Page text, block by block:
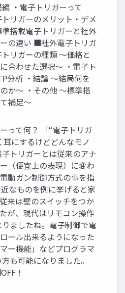
・電子トリガーって
リガーのメリット・デメ
準搭載電子トリガーと社外
の違い ■社外電子トリガ
リガーの種類 ～価格と
合わせた選択～ ・電子ト
分析 ・結論 ～結局何を
か～ ・その他 ～標準搭
補足～
って何？ 「“電子トリガ
耳にするけどどんなモノ
トリガーとは従来のアナ
（便宜上の表現）に変わ
動ガン制御方式の事を指
近なものを例に挙げると家
来は壁のスイッチをつか
が、現代はリモコン操作
ましたね。電子制御で電
ール出来るようになった
ー機能」などプログラマ
も可能になりました。
！